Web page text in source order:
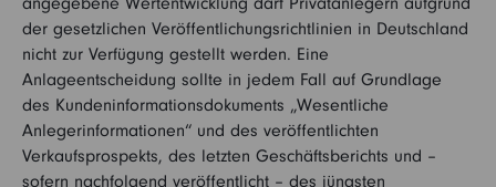
der gesetzlichen Veröffentlichungsrichtlinien in Deutschland
nicht zur Verfügung gestellt werden. Eine
Anlageentscheidung sollte in jedem Fall auf Grundlage
des Kundeninformationsdokuments „Wesentliche
Anlegerinformationen“ und des veröffentlichten
Verkaufsprospekts, des letzten Geschäftsberichts und –
sofern nachfolgend veröffentlicht – des jüngsten